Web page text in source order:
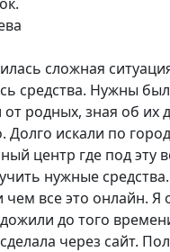
сложная
средства. Нужны
родных, зная об их
Долго искали по
центр где под эту
нужные
чем все это онлайн. Я
до того
через сайт.